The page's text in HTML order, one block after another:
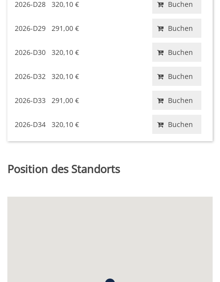
2026-D28 320,10 € Buchen
2026-D29 291,00 € Buchen
2026-D30 320,10 € Buchen
2026-D32 320,10 € Buchen
2026-D33 291,00 € Buchen
2026-D34 320,10 € Buchen
Position des Standorts